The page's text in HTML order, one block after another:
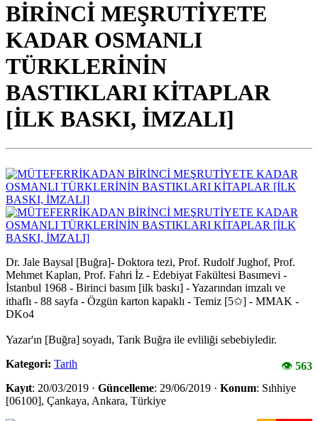
BİRİNCİ MEŞRUTİYETE
KADAR OSMANLI
TÜRKLERİNİN
BASTIKLARI KİTAPLAR
[İLK BASKI, İMZALI]
Dr. Jale Baysal [Buğra]- Doktora tezi, Prof. Rudolf Jughof, Prof.
Mehmet Kaplan, Prof. Fahri İz - Edebiyat Fakültesi Basımevi -
İstanbul 1968 - Birinci basım [ilk baskı] - Yazarından imzalı ve
ithaflı - 88 sayfa - Özgün karton kapaklı - Temiz [5✩] - MMAK -
DKo4
Yazar'ın [Buğra] soyadı, Tarık Buğra ile evliliği sebebiyledir.
Kategori: Tarih 👁 563
Kayıt: 20/03/2019 · Güncelleme: 29/06/2019 · Konum: Sıhhiye
[06100], Çankaya, Ankara, Türkiye